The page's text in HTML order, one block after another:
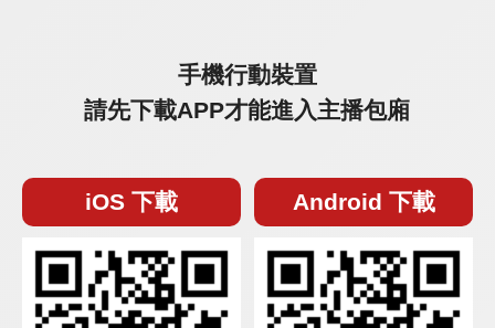
手機行動裝置
請先下載APP才能進入主播包廂
iOS 下載 Android 下載